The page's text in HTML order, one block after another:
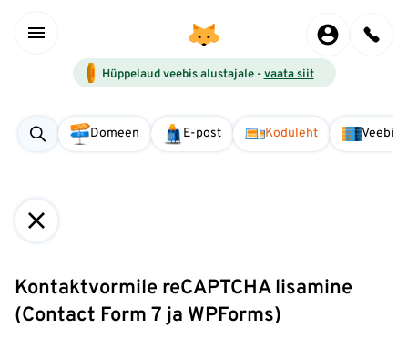
Hüppelaud veebis alustajale -vaata siit
Domeen E-post Koduleht
Kontaktvormile reCAPTCHA lisamine
(Contact Form 7 ja WPForms)